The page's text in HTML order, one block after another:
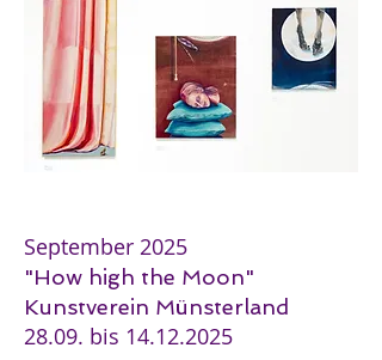
September 2025
"How high the Moon"
Kunstverein Münsterland
28.09. bis 14.12.2025